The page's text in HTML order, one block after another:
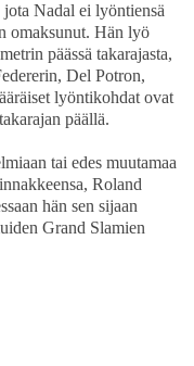
Nadal ei lyöntiensä
omaksunut. Hän lyö
päässä takarajasta,
Del Potron,
lyöntikohdat ovat
päällä.
tai edes muutamaa
Roland
hän sen sijaan
Grand Slamien